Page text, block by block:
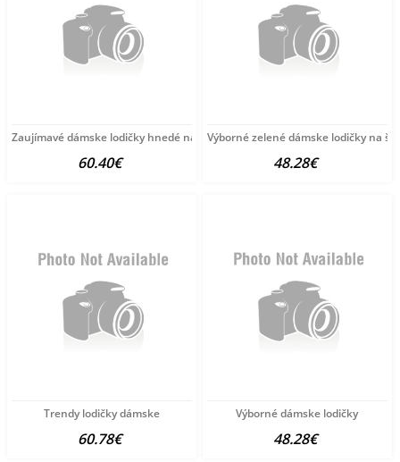
Zaujímavé dámske lodičky hnedé na kline
60.40€
Výborné zelené dámske lodičky na
48.28€
Trendy lodičky dámske
60.78€
Výborné dámske lodičky
48.28€